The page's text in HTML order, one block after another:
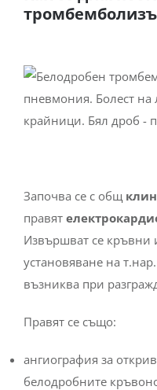
Започва се с общ
правят
Извършват се кръвни
установяване на
възниква при
Правят се също:
ангиография за
белодробните